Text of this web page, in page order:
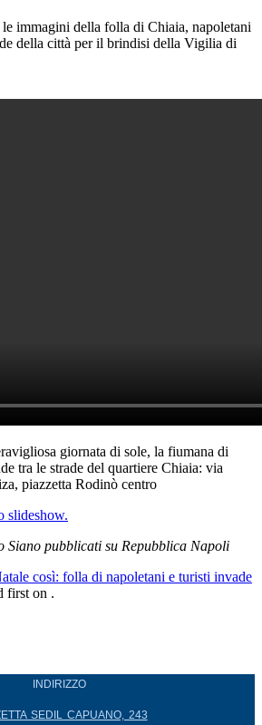
immagini della folla di Chiaia, napoletani
della città per il brindisi della Vigilia di
giornata di sole, la fiumana di
tra le strade del quartiere Chiaia: via
piazzetta Rodinò centro
slideshow.
Siano pubblicati su Repubblica Napoli
così: folla di napoletani e turisti invade
first on .
INDIRIZZO
SEDIL CAPUANO, 243